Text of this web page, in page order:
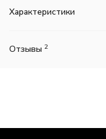
Характеристики
Отзывы 2